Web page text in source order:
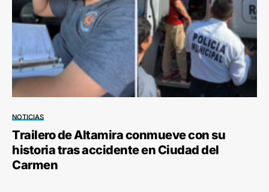
NOTICIAS
Trailero de Altamira conmueve con su
historia tras accidente en Ciudad del
Carmen